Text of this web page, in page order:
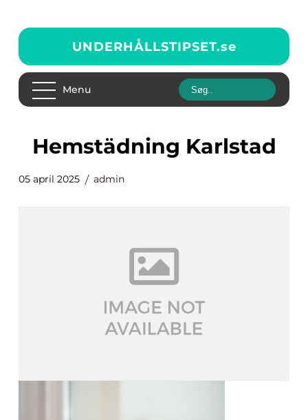
UNDERHÅLLSTIPSET.se
Menu
Hemstädning Karlstad
05 april 2025 admin